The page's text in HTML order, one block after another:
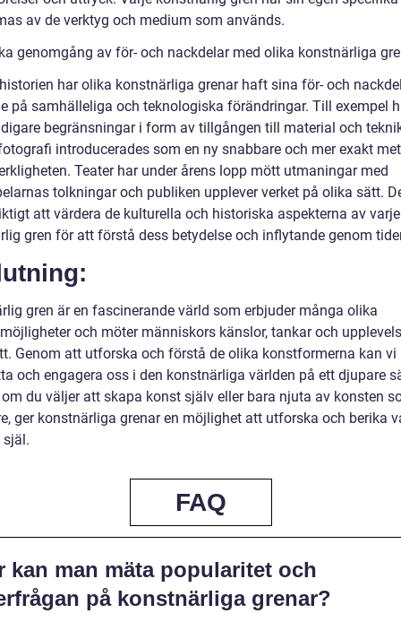
av de verktyg och medium som används.
genomgång av för- och nackdelar med olika konstnärliga
har olika konstnärliga grenar haft sina för- och
på samhälleliga och teknologiska förändringar. Till exempel
begränsningar i form av tillgången till material och
introducerades som en ny snabbare och mer exakt
Teater har under årens lopp mött utmaningar med
tolkningar och publiken upplever verket på olika sätt.
att värdera de kulturella och historiska aspekterna av varje
gren för att förstå dess betydelse och inflytande genom
gren är en fascinerande värld som erbjuder många olika
och möter människors känslor, tankar och
Genom att utforska och förstå de olika konstformerna kan vi
och engagera oss i den konstnärliga världen på ett djupare
du väljer att skapa konst själv eller bara njuta av konsten
ger konstnärliga grenar en möjlighet att utforska och berika
själ.
FAQ
kan man mäta popularitet och
på konstnärliga grenar?